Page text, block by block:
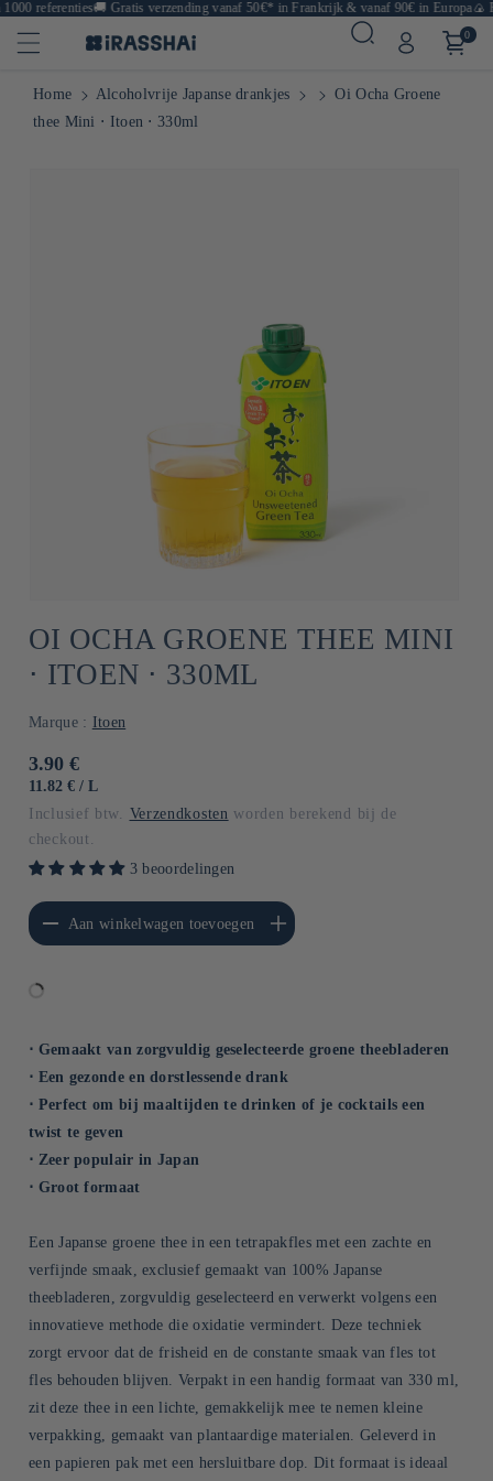
referenties🚚Gratis verzending vanaf 50€* in Frankrijk & vanaf 90€ in Europa🍙
0
Home Alcoholvrije Japanse drankjes
Oi Ocha Groene
thee Mini ⋅ Itoen ⋅ 330ml
OI OCHA GROENE THEE MINI
⋅ ITOEN ⋅ 330ML
Marque : Itoen
Normale
prijs
3.90 €
EENHEIDSPRIJS
11.82 € / PER
L
Inclusief btw. Verzendkosten worden berekend bij de
checkout.
3 beoordelingen
voor Default
Title
Aan winkelwagen toevoegen
Aantal verhogen voor Default
Title
⋅ Gemaakt van zorgvuldig geselecteerde groene theebladeren
⋅ Een gezonde en dorstlessende drank
⋅ Perfect om bij maaltijden te drinken of je cocktails een
twist te geven
⋅ Zeer populair in Japan
⋅ Groot formaat
Een Japanse groene thee in een tetrapakfles met een zachte en
verfijnde smaak, exclusief gemaakt van 100% Japanse
theebladeren, zorgvuldig geselecteerd en verwerkt volgens een
innovatieve methode die oxidatie vermindert. Deze techniek
zorgt ervoor dat de frisheid en de constante smaak van fles tot
fles behouden blijven. Verpakt in een handig formaat van 330 ml,
zit deze thee in een lichte, gemakkelijk mee te nemen kleine
verpakking, gemaakt van plantaardige materialen. Geleverd in
een papieren pak met een hersluitbare dop. Dit formaat is ideaal